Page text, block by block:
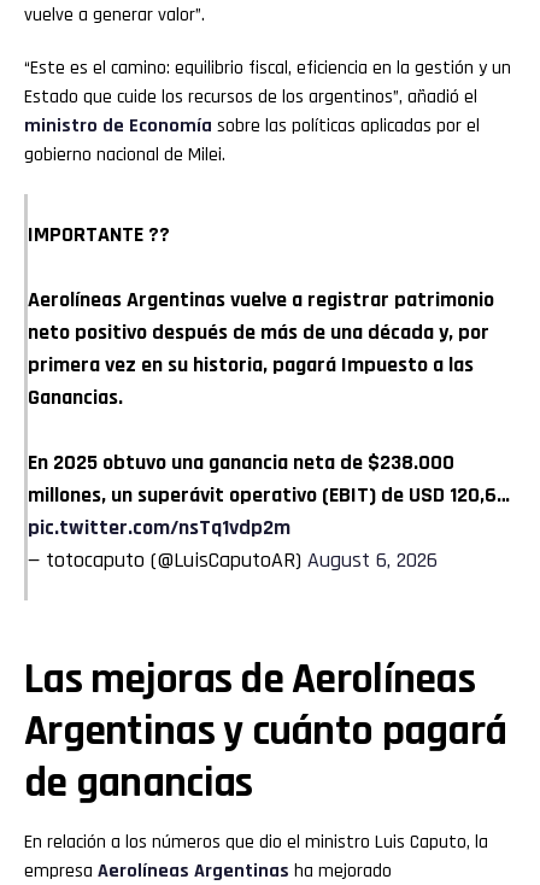
vuelve a generar valor”.
“Este es el camino: equilibrio fiscal, eficiencia en la gestión y un
Estado que cuide los recursos de los argentinos”, añadió el
ministro de Economía sobre las políticas aplicadas por el
gobierno nacional de Milei.
IMPORTANTE ??
Aerolíneas Argentinas vuelve a registrar patrimonio
neto positivo después de más de una década y, por
primera vez en su historia, pagará Impuesto a las
Ganancias.
En 2025 obtuvo una ganancia neta de $238.000
millones, un superávit operativo (EBIT) de USD 120,6…
pic.twitter.com/nsTq1vdp2m
— totocaputo (@LuisCaputoAR) August 6, 2026
Las mejoras de Aerolíneas
Argentinas y cuánto pagará
de ganancias
En relación a los números que dio el ministro Luis Caputo, la
empresa Aerolíneas Argentinas ha mejorado